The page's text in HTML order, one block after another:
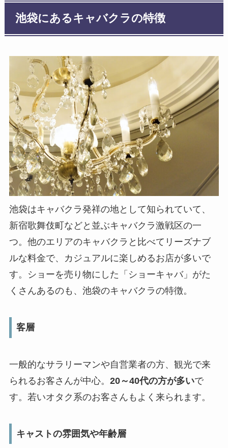
池袋にあるキャバクラの特徴
池袋はキャバクラ発祥の地として知られていて、
新宿歌舞伎町などと並ぶキャバクラ激戦区の一
つ。他のエリアのキャバクラと比べてリーズナブ
ルな料金で、カジュアルに楽しめるお店が多いで
す。ショーを売り物にした「ショーキャバ」がた
くさんあるのも、池袋のキャバクラの特徴。
客層
一般的なサラリーマンや自営業者の方、観光で来
られるお客さんが中心。 20～40代の方が多いで
す。若いオタク系のお客さんもよく来られます。
キャストの雰囲気や年齢層